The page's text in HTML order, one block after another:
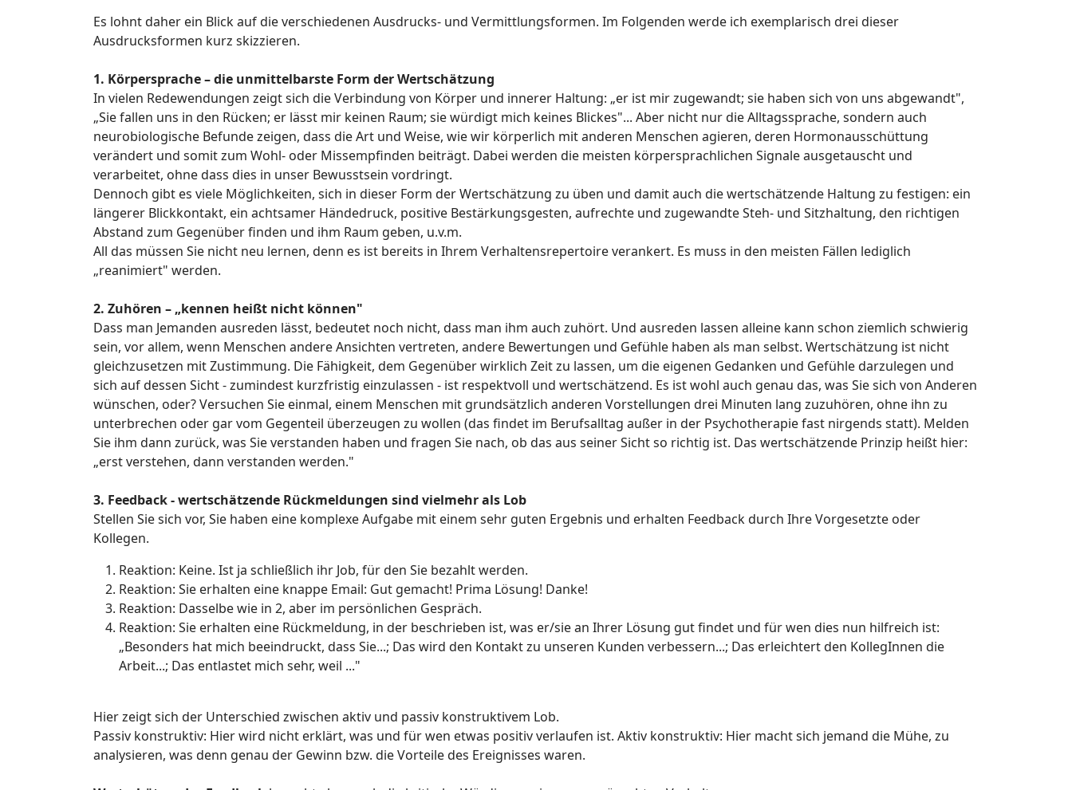
Es lohnt daher ein Blick auf die verschiedenen Ausdrucks- und Vermittlungsformen. Im Folgenden werde ich exemplarisch drei dieser
Ausdrucksformen kurz skizzieren.
1. Körpersprache –die unmittelbarste Form der Wertschätzung
In vielen Redewendungen zeigt sich die Verbindung von Körper und innerer Haltung: „er ist mir zugewandt; sie haben sich von uns abgewandt",
„Sie fallen uns in den Rücken; er lässt mir keinen Raum; sie würdigt mich keines Blickes"... Aber nicht nur die Alltagssprache, sondern auch
neurobiologische Befunde zeigen, dass die Art und Weise, wie wir körperlich mit anderen Menschen agieren, deren Hormonausschüttung
verändert und somit zum Wohl- oder Missempfinden beiträgt. Dabei werden die meisten körpersprachlichen Signale ausgetauscht und
verarbeitet, ohne dass dies in unser Bewusstsein vordringt.
Dennoch gibt es viele Möglichkeiten, sich in dieser Form der Wertschätzung zu üben und damit auch die wertschätzende Haltung zu festigen: ein
längerer Blickkontakt, ein achtsamer Händedruck, positive Bestärkungsgesten, aufrechte und zugewandte Steh- und Sitzhaltung, den richtigen
Abstand zum Gegenüber finden und ihm Raum geben, u.v.m.
All das müssen Sie nicht neu lernen, denn es ist bereits in Ihrem Verhaltensrepertoire verankert. Es muss in den meisten Fällen lediglich
„reanimiert" werden.
2. Zuhören – „kennen heißt nicht können"
Dass man Jemanden ausreden lässt, bedeutet noch nicht, dass man ihm auch zuhört. Und ausreden lassen alleine kann schon ziemlich schwierig
sein, vor allem, wenn Menschen andere Ansichten vertreten, andere Bewertungen und Gefühle haben als man selbst. Wertschätzung ist nicht
gleichzusetzen mit Zustimmung. Die Fähigkeit, dem Gegenüber wirklich Zeit zu lassen, um die eigenen Gedanken und Gefühle darzulegen und
sich auf dessen Sicht - zumindest kurzfristig einzulassen - ist respektvoll und wertschätzend. Es ist wohl auch genau das, was Sie sich von Anderen
wünschen, oder? Versuchen Sie einmal, einem Menschen mit grundsätzlich anderen Vorstellungen drei Minuten lang zuzuhören, ohne ihn zu
unterbrechen oder gar vom Gegenteil überzeugen zu wollen (das findet im Berufsalltag außer in der Psychotherapie fast nirgends statt). Melden
Sie ihm dann zurück, was Sie verstanden haben und fragen Sie nach, ob das aus seiner Sicht so richtig ist. Das wertschätzende Prinzip heißt hier:
„erst verstehen, dann verstanden werden."
3. Feedback - wertschätzende Rückmeldungen sind vielmehr als Lob
Stellen Sie sich vor, Sie haben eine komplexe Aufgabe mit einem sehr guten Ergebnis und erhalten Feedback durch Ihre Vorgesetzte oder
Kollegen.
Reaktion: Keine. Ist ja schließlich ihr Job, für den Sie bezahlt werden.
Reaktion: Sie erhalten eine knappe Email: Gut gemacht! Prima Lösung! Danke!
Reaktion: Dasselbe wie in 2, aber im persönlichen Gespräch.
Reaktion: Sie erhalten eine Rückmeldung, in der beschrieben ist, was er/sie an Ihrer Lösung gut findet und für wen dies nun hilfreich ist:
„Besonders hat mich beeindruckt, dass Sie...; Das wird den Kontakt zu unseren Kunden verbessern...; Das erleichtert den KollegInnen die
Arbeit...; Das entlastet mich sehr, weil ..."
Hier zeigt sich der Unterschied zwischen aktiv und passiv konstruktivem Lob.
Passiv konstruktiv: Hier wird nicht erklärt, was und für wen etwas positiv verlaufen ist. Aktiv konstruktiv: Hier macht sich jemand die Mühe, zu
analysieren, was denn genau der Gewinn bzw. die Vorteile des Ereignisses waren.